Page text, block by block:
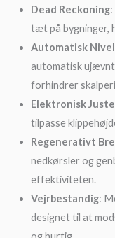
Dead Reckoning:
tæt på bygninger,
Automatisk
automatisk
forhindrer
Elektronisk
tilpasse
Regenerativt
nedkørsler og
effektiviteten.
Vejrbestandig:
designet til at